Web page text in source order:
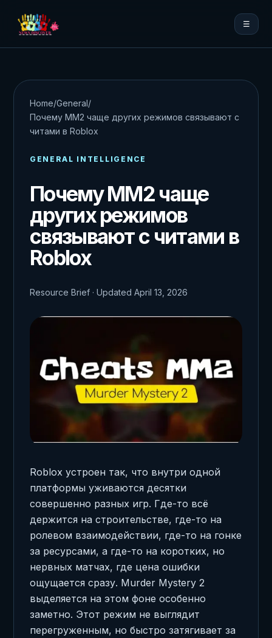
☰
Home/General/
Почему MM2 чаще других режимов связывают с
читами в Roblox
GENERAL INTELLIGENCE
Почему MM2 чаще
других режимов
связывают с читами в
Roblox
Resource Brief · Updated April 13, 2026
Roblox устроен так, что внутри одной
платформы уживаются десятки
совершенно разных игр. Где-то всё
держится на строительстве, где-то на
ролевом взаимодействии, где-то на гонке
за ресурсами, а где-то на коротких, но
нервных матчах, где цена ошибки
ощущается сразу. Murder Mystery 2
выделяется на этом фоне особенно
заметно. Этот режим не выглядит
перегруженным, но быстро затягивает за